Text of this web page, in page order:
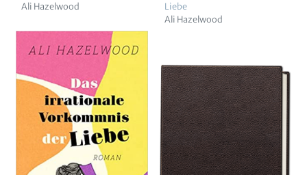
Ali Hazelwood
Liebe
Ali Hazelwood